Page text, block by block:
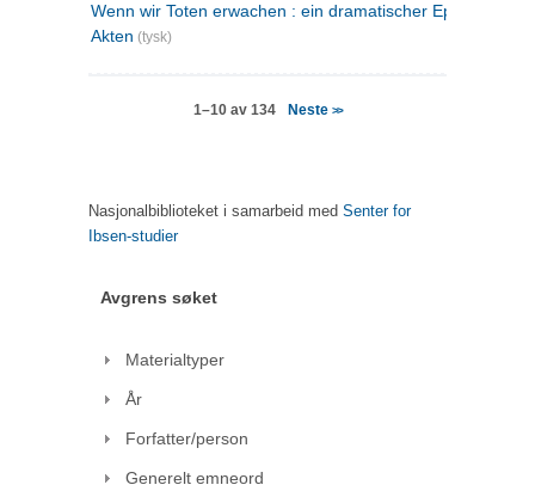
Wenn wir Toten erwachen : ein dramatischer Epilog in drei
Akten (tysk)
1–10 av 134 Neste >>
Nasjonalbiblioteket i samarbeid med Senter for
Ibsen-studier
Avgrens søket
Materialtyper
År
Forfatter/person
Generelt emneord